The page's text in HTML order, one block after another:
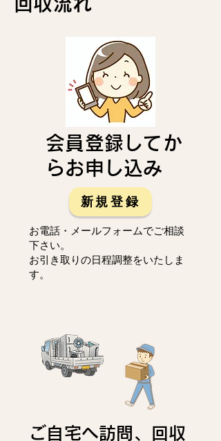
会員登録してか
らお申し込み
新規登録
お電話・メールフォームでご相談
下さい。
お引き取りの日程調整をいたしま
す。
ご自宅へ訪問、回収